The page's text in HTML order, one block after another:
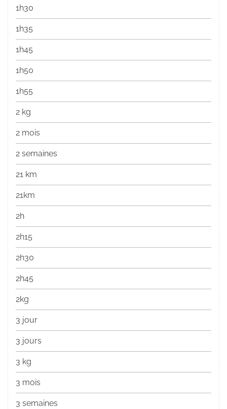
1h30
1h35
1h45
1h50
1h55
2 kg
2 mois
2 semaines
21 km
21km
2h
2h15
2h30
2h45
2kg
3 jour
3 jours
3 kg
3 mois
3 semaines